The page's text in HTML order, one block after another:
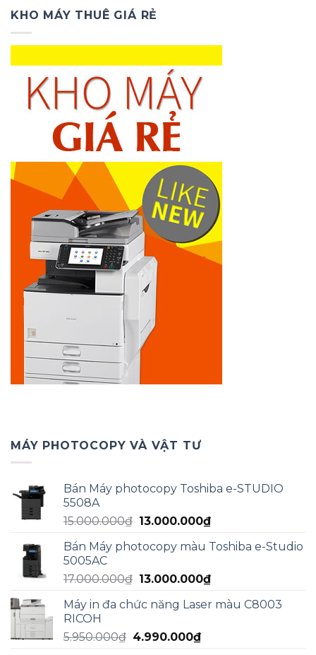
là:
1.500.000₫.
KHO MÁY THUÊ GIÁ RẺ
MÁY PHOTOCOPY VÀ VẬT TƯ
Bán Máy photocopy Toshiba e-STUDIO
5508A
15.000.000₫ Giá
là:
13.000.000₫Giá
tại
13.000.000₫.
Bán Máy photocopy màu Toshiba e-Studio
5005AC
17.000.000₫ Giá
là:
13.000.000₫Giá
tại
Máy in đa chức năng Laser màu C8003
RICOH
5.950.000₫ Giá
4.990.000₫Giá